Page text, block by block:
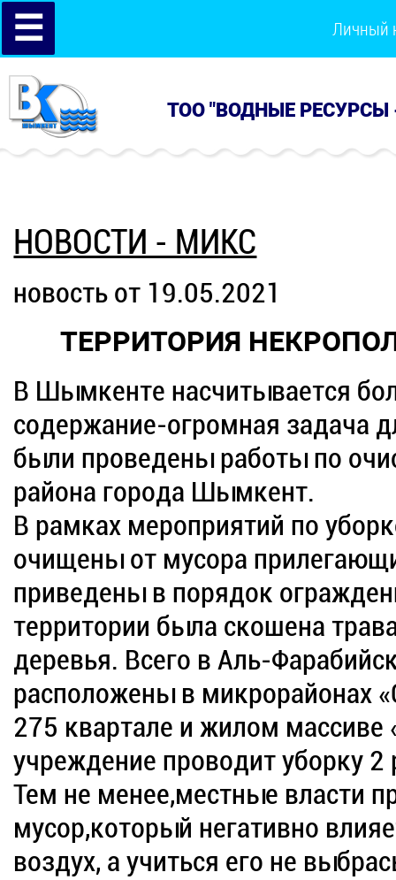
☰ Личный
ТОО "ВОДНЫЕ РЕСУРСЫ
НОВОСТИ - МИКС
новость от 19.05.2021
ТЕРРИТОРИЯ
В Шымкенте насчитывается
содержание-огромная задача
были проведены работы по
района города Шымкент.
В рамках мероприятий по
очищены от мусора
приведены в порядок
территории была скошена
деревья. Всего в Аль-
расположены в микрорайонах
275 квартале и жилом массиве
учреждение проводит уборку
Тем не менее,местные власти
мусор,который негативно
воздух, а учиться его не